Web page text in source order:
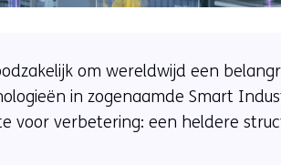
om wereldwijd een
in zogenaamde Smart
voor verbetering: een heldere